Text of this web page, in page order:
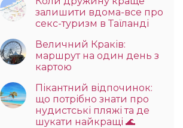
залишити вдома-все про
секс-туризм в Таїланді
Величний Краків:
маршрут на один день з
картою
Пікантний відпочинок:
що потрібно знати про
нудистські пляжі та де
шукати найкращі 🌊